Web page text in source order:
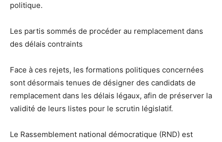
politique.
Les partis sommés de procéder au remplacement dans
des délais contraints
Face à ces rejets, les formations politiques concernées
sont désormais tenues de désigner des candidats de
remplacement dans les délais légaux, afin de préserver la
validité de leurs listes pour le scrutin législatif.
Le Rassemblement national démocratique (RND) est